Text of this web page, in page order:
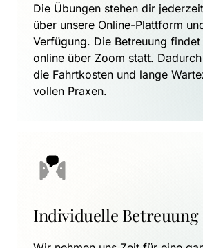
Die Übungen stehen dir
über unsere Online-Plattform
Verfügung. Die Betreuung
online über Zoom statt.
die Fahrtkosten und lange
vollen Praxen.
Individuelle Betreuung